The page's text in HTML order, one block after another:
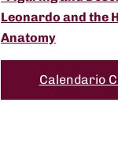
Leonardo and the
Anatomy
Calendario